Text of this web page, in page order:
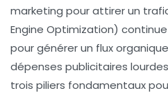
marketing pour attirer un
Engine Optimization)
pour générer un flux
dépenses publicitaires lourdes.
trois piliers fondamentaux